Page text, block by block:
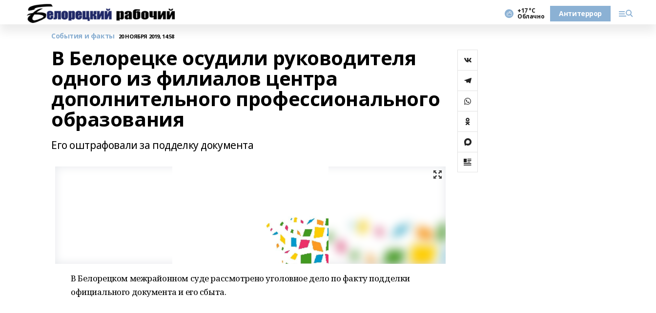
+17 °С
Облачно Антитеррор
События и факты 20 НОЯБРЯ 2019, 14:58
В Белорецке осудили руководителя
одного из филиалов центра
дополнительного профессионального
образования
Его оштрафовали за подделку документа
В Белорецком межрайонном суде рассмотрено уголовное дело по факту подделки
официального документа и его сбыта.